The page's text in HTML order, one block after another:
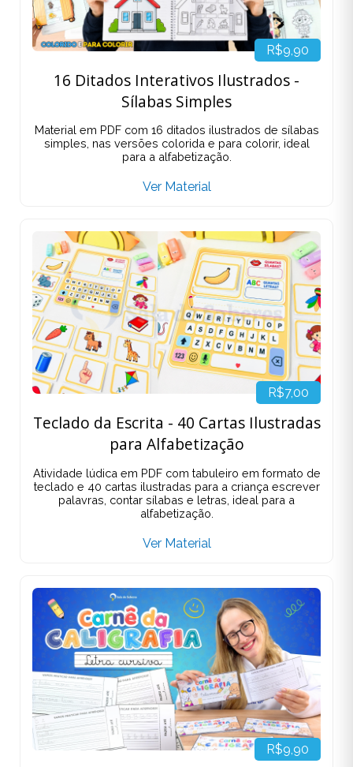
R$9,90
16 Ditados Interativos Ilustrados -
Sílabas Simples
Material em PDF com 16 ditados ilustrados de sílabas
simples, nas versões colorida e para colorir, ideal
para a alfabetização.
Ver Material
R$7,00
Teclado da Escrita - 40 Cartas Ilustradas
para Alfabetização
Atividade lúdica em PDF com tabuleiro em formato de
teclado e 40 cartas ilustradas para a criança escrever
palavras, contar sílabas e letras, ideal para a
alfabetização.
Ver Material
R$9,90